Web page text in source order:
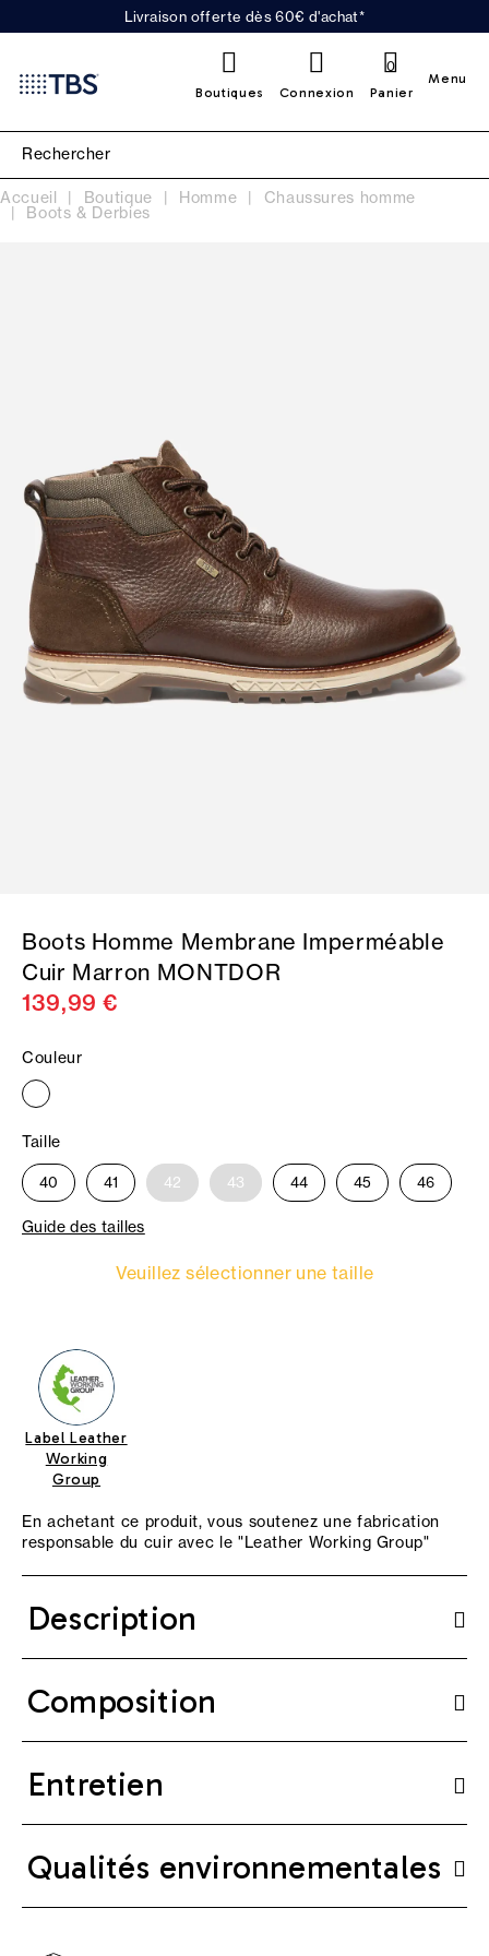
Livraison offerte dès 60€ d'achat*
Boutiques Connexion Panier
0
Menu
Accueil Boutique Homme Chaussures homme
Boots & Derbies
Boots Homme Membrane Imperméable
Cuir Marron MONTDOR
139,99 €
Couleur
Taille
40 41 42 43 44 45 46
Guide des tailles
Veuillez sélectionner une taille
Label Leather
Working
Group
En achetant ce produit, vous soutenez une fabrication
responsable du cuir avec le "Leather Working Group"
Description
Composition
Entretien
Qualités environnementales